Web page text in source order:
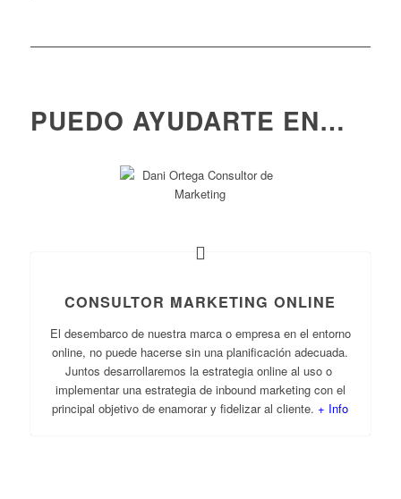
PUEDO AYUDARTE EN…
CONSULTOR MARKETING ONLINE
El desembarco de nuestra marca o empresa en el entorno
online, no puede hacerse sin una planificación adecuada.
Juntos desarrollaremos la estrategia online al uso o
implementar una estrategia de inbound marketing con el
principal objetivo de enamorar y fidelizar al cliente.+ Info